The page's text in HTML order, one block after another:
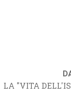
LA "VITA